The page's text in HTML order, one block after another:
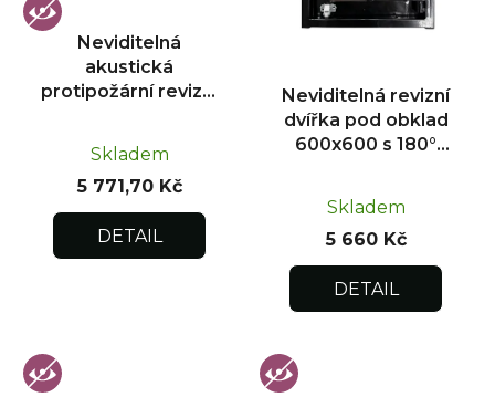
Neviditelná
akustická
protipožární revizní
Skladem
5 771,70 Kč
DETAIL
Neviditelná revizní
dvířka pod obklad
600x600 s 180°
Skladem
5 660 Kč
DETAIL